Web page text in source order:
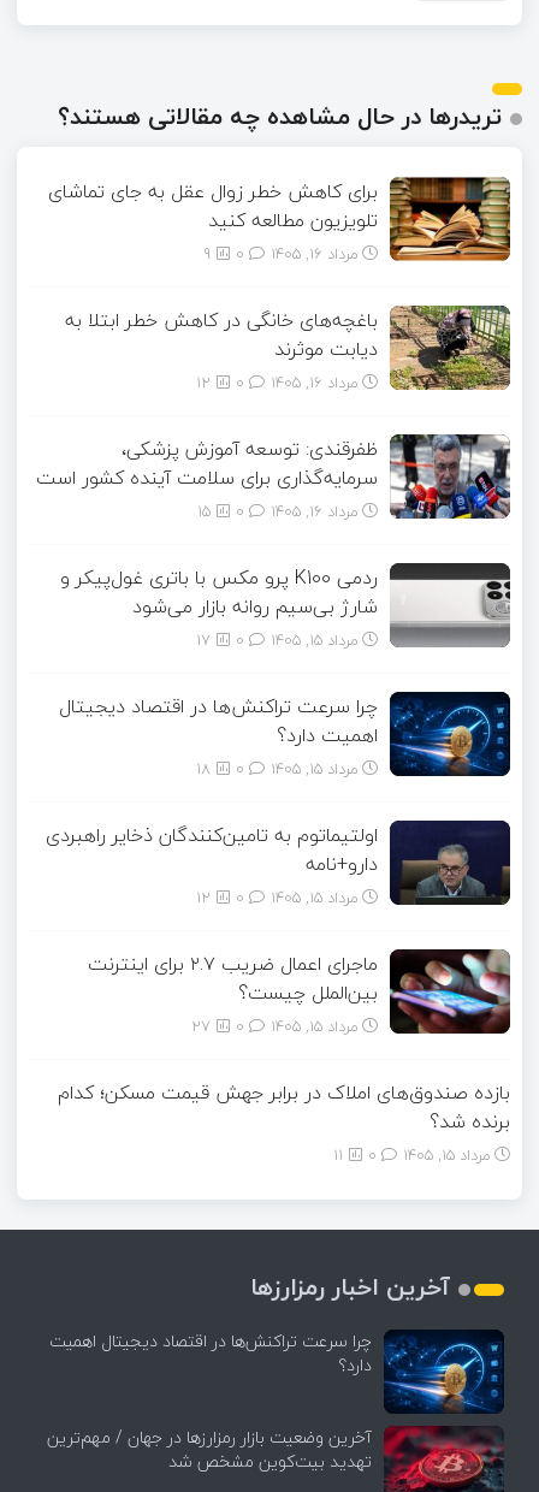
تریدرها در حال مشاهده چه مقالاتی هستند؟
برای کاهش خطر زوال عقل به جای تماشای
تلویزیون مطالعه کنید
مرداد ۱۶, ۱۴۰۵ 9
باغچه‌های خانگی در کاهش خطر ابتلا به
دیابت موثرند
مرداد ۱۶, ۱۴۰۵ 12
ظفرقندی: توسعه آموزش پزشکی،
سرمایه‌گذاری برای سلامت آینده کشور است
مرداد ۱۶, ۱۴۰۵ 15
ردمی K100 پرو مکس با باتری غول‌پیکر و
شارژ بی‌سیم روانه بازار می‌شود
مرداد ۱۵, ۱۴۰۵ 17
چرا سرعت تراکنش‌ها در اقتصاد دیجیتال
اهمیت دارد؟
مرداد ۱۵, ۱۴۰۵ 18
اولتیماتوم به تامین‌کنندگان ذخایر راهبردی
دارو+نامه
مرداد ۱۵, ۱۴۰۵ 12
ماجرای اعمال ضریب ۲.۷ برای اینترنت
بین‌الملل چیست؟
مرداد ۱۵, ۱۴۰۵ 27
بازده صندوق‌های املاک در برابر جهش قیمت مسکن؛ کدام
برنده شد؟
مرداد ۱۵, ۱۴۰۵ 11
آخرین اخبار رمزارزها
چرا سرعت تراکنش‌ها در اقتصاد دیجیتال اهمیت
دارد؟
آخرین وضعیت بازار رمزارزها در جهان / مهم‌ترین
تهدید بیت‌کوین مشخص شد